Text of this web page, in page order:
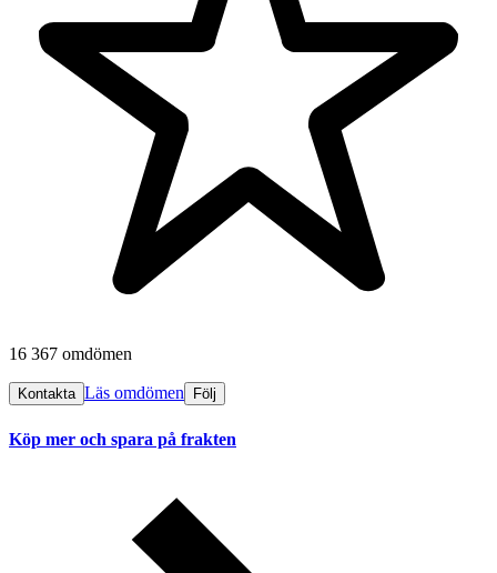
16 367 omdömen
Kontakta Läs omdömen Följ
Köp mer och spara på frakten